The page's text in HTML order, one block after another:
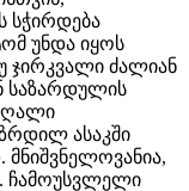
სჭირდება
უნდა იყოს
ჯირკვალი ძალიან
საზარდულის
ასაკში
მნიშვნელოვანია,
ჩამოუსვლელი